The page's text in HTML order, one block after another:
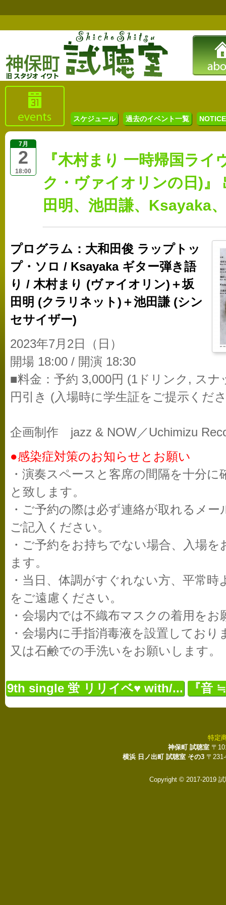
スケジュール 過去のイベント一覧
7月
2
18:00
『木村まり 一時帰国ラ
ク・ヴァイオリンの日)』
田明、池田謙、Ksayaka
プログラム：大和田俊 ラップトッ
プ・ソロ / Ksayaka ギター弾き語
り / 木村まり (ヴァイオリン)＋坂
田明 (クラリネット)＋池田謙 (シン
セサイザー)
2023年7月2日（日）
開場 18:00 / 開演 18:30
■料金：予約 3,000円 (1ドリンク, ス
円引き (入場時に学生証をご提示くだ
企画制作 jazz & NOW／Uchimizu
●感染症対策のお知らせとお願い
・演奏スペースと客席の間隔を十分
と致します。
・ご予約の際は必ず連絡が取れるメ
ご記入ください。
・ご予約をお持ちでない場合、入場
ます。
・当日、体調がすぐれない方、平常
をご遠慮ください。
・会場内では不織布マスクの着用をお
・会場内に手指消毒液を設置してお
又は石鹸での手洗いをお願いします。
9th single 蛍 リリイベ♥ with/... 『音
特定
神保町 試聴室 〒
横浜 日ノ出町 試聴室 その3 〒
Copyright © 2017-2019